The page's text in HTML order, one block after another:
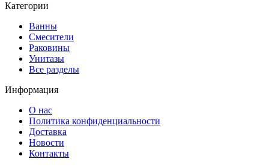
Категории
Ванны
Смесители
Раковины
Унитазы
Все разделы
Информация
О нас
Политика конфиденциальности
Доставка
Новости
Контакты